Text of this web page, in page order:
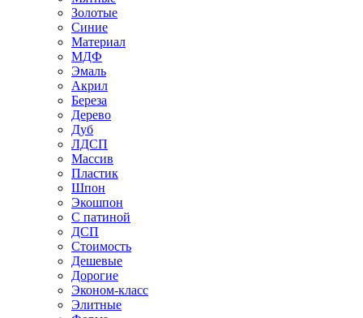
Золотые
Синие
Материал
МДФ
Эмаль
Акрил
Береза
Дерево
Дуб
ЛДСП
Массив
Пластик
Шпон
Экошпон
С патиной
ДСП
Стоимость
Дешевые
Дорогие
Эконом-класс
Элитные